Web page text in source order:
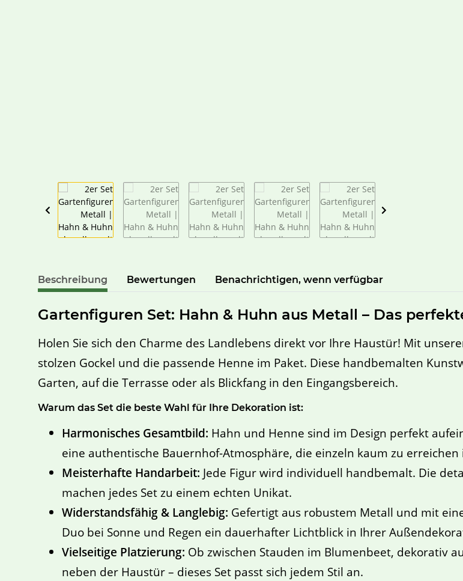
Beschreibung Bewertungen Benachrichtigen, wenn verfügbar
Gartenfiguren Set: Hahn & Huhn aus Metall – Das
Holen Sie sich den Charme des Landlebens direkt vor Ihre Haustür! Mit
stolzen Gockel und die passende Henne im Paket. Diese handbemalten
Garten, auf die Terrasse oder als Blickfang in den Eingangsbereich.
Warum das Set die beste Wahl für Ihre Dekoration ist:
Harmonisches Gesamtbild: Hahn und Henne sind im Design perfekt
eine authentische Bauernhof-Atmosphäre, die einzeln kaum zu erreichen
Meisterhafte Handarbeit: Jede Figur wird individuell handbemalt. Die
machen jedes Set zu einem echten Unikat.
Widerstandsfähig & Langlebig: Gefertigt aus robustem Metall und mit
Duo bei Sonne und Regen ein dauerhafter Lichtblick in Ihrer
Vielseitige Platzierung: Ob zwischen Stauden im Blumenbeet, dekorativ
neben der Haustür – dieses Set passt sich jedem Stil an.